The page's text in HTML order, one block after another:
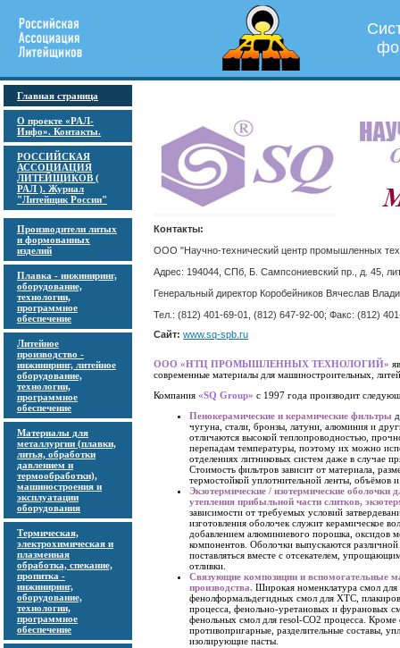
Главная страница
О проекте «РАЛ-
Инфо». Контакты.
РОССИЙСКАЯ
АССОЦИАЦИЯ
ЛИТЕЙЩИКОВ (
РАЛ ). Журнал
"Литейщик России"
Производители литых
и формованных
изделий
Плавка - инжиниринг,
оборудование,
технологии,
программное
обеспечение
Литейное
производство -
инжиниринг, литейное
оборудование,
технологии,
программное
обеспечение
Материалы для
металлургии (плавки,
литья, обработки
давлением и
термообработки),
машиностроения и
эксплуатации
оборудования
Термическая,
электрохимическая и
плазменная
обработка, спекание,
пропитка -
инжиниринг,
оборудование,
технологии,
программное
обеспечение
Контакты:
ООО "Научно-технический центр промышленных
Адрес: 194044, СПб, Б. Сампсониевский пр., д. 45,
Генеральный директор Коробейников Вячеслав
Тел.: (812) 401-69-01, (812) 647-92-00; Факс: (812)
Сайт: www.sq-spb.ru
ООО «НТЦ ПРОМЫШЛЕННЫХ ТЕХНОЛОГИЙ»
современные материалы для машиностроительных,
Компания «SQ Group» с 1997 года производит
Пенокерамические и керамические фильтры
чугуна, стали, бронзы, латуни, алюминия и
отличаются высокой теплопроводностью,
перепадам температуры, поэтому их можно
отделениях литниковых систем даже в случае
Стоимость фильтров зависит от материала,
термостойкой уплотнительной ленты, объёмов и
Экзотермические / изотермические оболочки
утепления прибыльной части слитков,
зависимости от требуемых условий
изготовления оболочек служит керамическое
добавлением алюминиевого порошка, оксидов
компонентов. Оболочки выпускаются
поставляться вместе с отсекателем,
отливки.
Связующие композиции и вспомогательные
производства. Широкая номенклатура смол
фенолформальдегидных смол для ХТС,
процесса, фенольно-уретановых и фурановых
фенольных смол для resol-CO2 процесса.
противопригарные, разделительные составы,
изолирующие пасты.